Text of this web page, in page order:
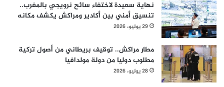
نهاية سعيدة لاختفاء سائح نرويجي بالمغرب..
تنسيق أمني بين أكادير ومراكش يكشف مكانه
29 يوليو، 2026
مطار مراكش.. توقيف بريطاني من أصول تركية
مطلوب دوليا من دولة مولدافيا
28 يوليو، 2026